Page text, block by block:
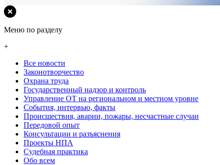
Меню по разделу
+
Все новости
Законотворчество
Охрана труда
Государственный надзор и контроль
Управление ОТ на региональном и местном уровне
События, интервью, факты
Происшествия, аварии, пожары, несчастные случаи
Передовой опыт
Консультации и разъяснения
Проекты НПА
Судебная практика
Обо всем